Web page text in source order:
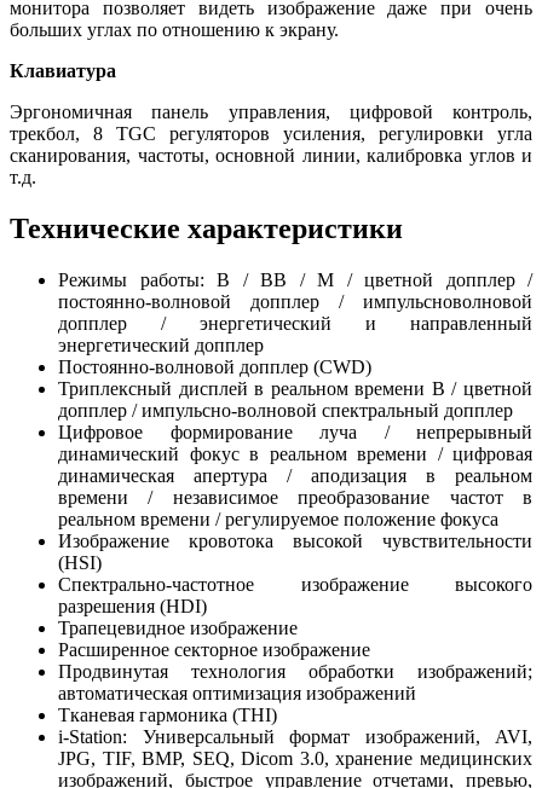
монитора позволяет видеть изображение даже при очень
больших углах по отношению к экрану.
Клавиатура
Эргономичная панель управления, цифровой контроль,
трекбол, 8 TGC регуляторов усиления, регулировки угла
сканирования, частоты, основной линии, калибровка углов и
т.д.
Технические характеристики
Режимы работы: B / BB / M / цветной допплер /
постоянно-волновой допплер / импульсноволновой
допплер / энергетический и направленный
энергетический допплер
Постоянно-волновой допплер (CWD)
Триплексный дисплей в реальном времени B / цветной
допплер / импульсно-волновой спектральный допплер
Цифровое формирование луча / непрерывный
динамический фокус в реальном времени / цифровая
динамическая апертура / аподизация в реальном
времени / независимое преобразование частот в
реальном времени / регулируемое положение фокуса
Изображение кровотока высокой чувствительности
(HSI)
Спектрально-частотное изображение высокого
разрешения (HDI)
Трапецевидное изображение
Расширенное секторное изображение
Продвинутая технология обработки изображений;
автоматическая оптимизация изображений
Тканевая гармоника (THI)
i-Station: Универсальный формат изображений, AVI,
JPG, TIF, BMP, SEQ, Dicom 3.0, хранение медицинских
изображений, быстрое управление отчетами, превью,